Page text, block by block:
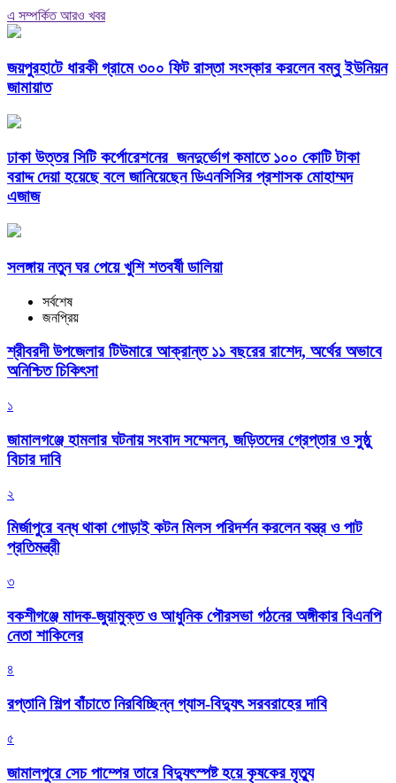
এ সম্পর্কিত আরও খবর
জয়পুরহাটে ধারকী গ্রামে ৩০০ ফিট রাস্তা সংস্কার করলেন বম্বু ইউনিয়ন
জামায়াত
ঢাকা উত্তর সিটি কর্পোরেশনের জনদুর্ভোগ কমাতে ১০০ কোটি টাকা
বরাদ্দ দেয়া হয়েছে বলে জানিয়েছেন ডিএনসিসির প্রশাসক মোহাম্মদ
এজাজ
সলঙ্গায় নতুন ঘর পেয়ে খুশি শতবর্ষী ডালিয়া
সর্বশেষ
জনপ্রিয়
শ্রীবরদী উপজেলার টিউমারে আক্রান্ত ১১ বছরের রাশেদ, অর্থের অভাবে
অনিশ্চিত চিকিৎসা
১
জামালগঞ্জে হামলার ঘটনায় সংবাদ সম্মেলন, জড়িতদের গ্রেপ্তার ও সুষ্ঠু
বিচার দাবি
২
মির্জাপুরে বন্ধ থাকা গোড়াই কটন মিলস পরিদর্শন করলেন বস্ত্র ও পাট
প্রতিমন্ত্রী
৩
বকশীগঞ্জে মাদক-জুয়ামুক্ত ও আধুনিক পৌরসভা গঠনের অঙ্গীকার বিএনপি
নেতা শাকিলের
৪
রপ্তানি শিল্প বাঁচাতে নিরবিচ্ছিন্ন গ্যাস-বিদ্যুৎ সরবরাহের দাবি
৫
জামালপুরে সেচ পাম্পের তারে বিদ্যুৎস্পষ্ট হয়ে কৃষকের মৃত্যু